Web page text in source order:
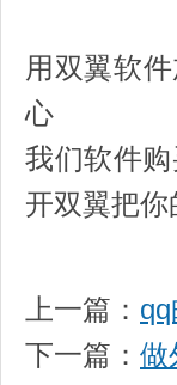
用双翼软
心
我们软件
开双翼把
上一篇：
下一篇： 做